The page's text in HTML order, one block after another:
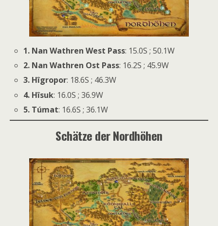
1. Nan Wathren West Pass: 15.0S ; 50.1W
2. Nan Wathren Ost Pass: 16.2S ; 45.9W
3. Hîgropor: 18.6S ; 46.3W
4. Hîsuk: 16.0S ; 36.9W
5. Túmat: 16.6S ; 36.1W
Schätze der Nordhöhen